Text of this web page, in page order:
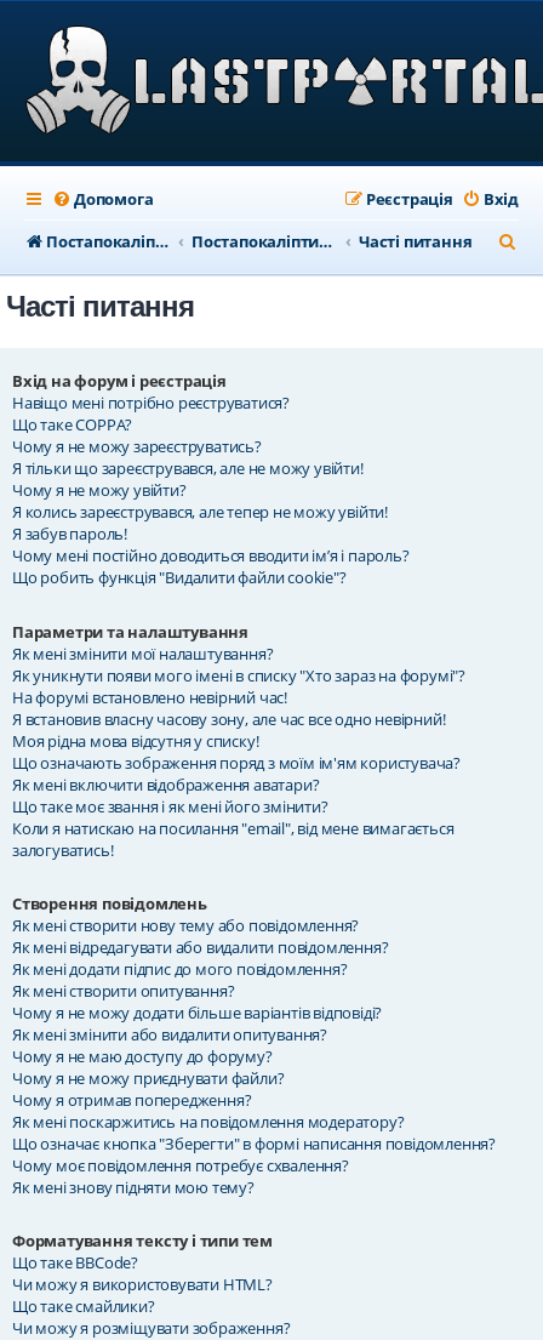
Допомога Вхід
Реєстрація
Постапокаліптичний портал
Постапокаліптичний форум Часті питання
о
Часті питання
Вхід на форум і реєстрація
Навіщо мені потрібно реєструватися?
Що таке COPPA?
Чому я не можу зареєструватись?
Я тільки що зареєструвався, але не можу увійти!
Чому я не можу увійти?
Я колись зареєструвався, але тепер не можу увійти!
Я забув пароль!
Чому мені постійно доводиться вводити ім’я і пароль?
Що робить функція "Видалити файли cookie"?
Параметри та налаштування
Як мені змінити мої налаштування?
Як уникнути появи мого імені в списку "Хто зараз на форумі"?
На форумі встановлено невірний час!
Я встановив власну часову зону, але час все одно невірний!
Моя рідна мова відсутня у списку!
Що означають зображення поряд з моїм ім'ям користувача?
Як мені включити відображення аватари?
Що таке моє звання і як мені його змінити?
Коли я натискаю на посилання "email", від мене вимагається
залогуватись!
Створення повідомлень
Як мені створити нову тему або повідомлення?
Як мені відредагувати або видалити повідомлення?
Як мені додати підпис до мого повідомлення?
Як мені створити опитування?
Чому я не можу додати більше варіантів відповіді?
Як мені змінити або видалити опитування?
Чому я не маю доступу до форуму?
Чому я не можу приєднувати файли?
Чому я отримав попередження?
Як мені поскаржитись на повідомлення модератору?
Що означає кнопка "Зберегти" в формі написання повідомлення?
Чому моє повідомлення потребує схвалення?
Як мені знову підняти мою тему?
Форматування тексту і типи тем
Що таке BBCode?
Чи можу я використовувати HTML?
Що таке смайлики?
Чи можу я розміщувати зображення?